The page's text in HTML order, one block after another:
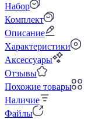
Набор
Комплект
Описание
Характеристики
Аксессуары
Отзывы
Похожие товары
Наличие
Файлы